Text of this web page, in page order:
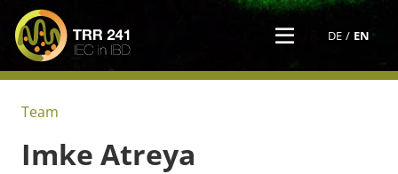
DE EN
Team
Imke Atreya